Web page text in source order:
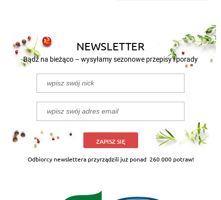
NEWSLETTER
Bądź na bieżąco – wysyłamy sezonowe przepisy i porady
ZAPISZ SIĘ
Odbiorcy newslettera przyrządzili już ponad 260 000 potraw!